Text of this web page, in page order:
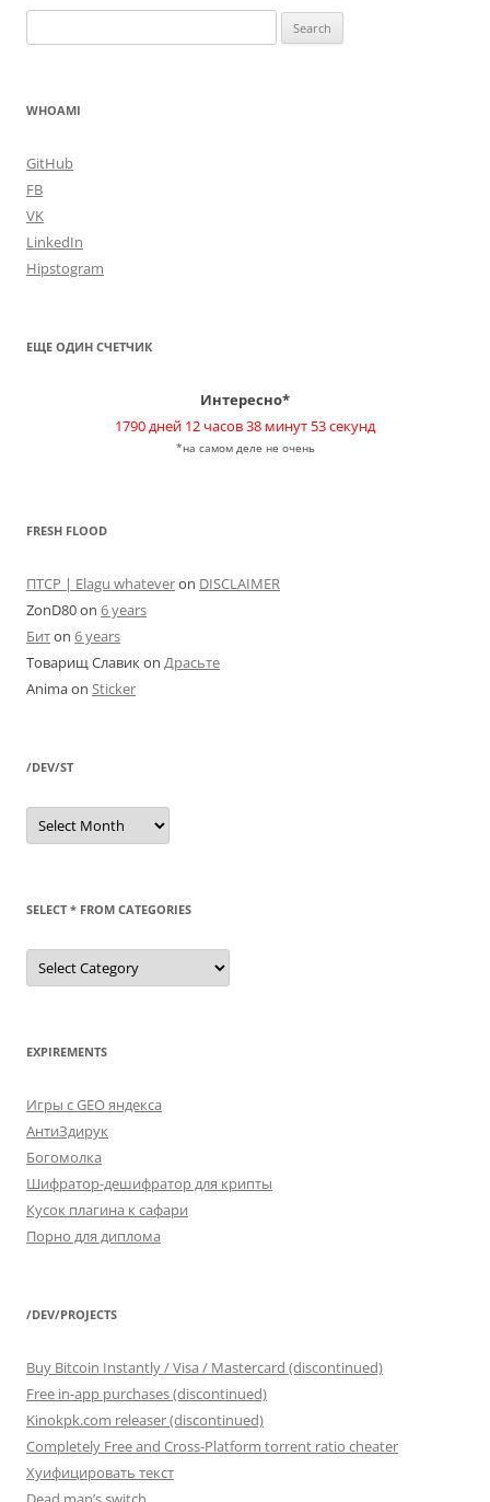
for:
WHOAMI
GitHub
FB
VK
LinkedIn
Hipstogram
ЕЩЕ ОДИН СЧЕТЧИК
Интересно*
1790 дней 12 часов 38 минут 53 секунд
*на самом деле не очень
FRESH FLOOD
ПТСР | Elagu whateveron DISCLAIMER
ZonD80on 6 years
Битon 6 years
Товарищ Славикon Драсьте
Animaon Sticker
/DEV/ST
/dev/st
SELECT * FROM CATEGORIES
SELECT
FROM
EXPIREMENTS
Игры с GEO яндекса
АнтиЗдирук
Богомолка
Шифратор-дешифратор для крипты
Кусок плагина к сафари
Порно для диплома
/DEV/PROJECTS
Buy Bitcoin Instantly / Visa / Mastercard (discontinued)
Free in-app purchases (discontinued)
Kinokpk.com releaser (discontinued)
Completely Free and Cross-Platform torrent ratio cheater
Хуифицировать текст